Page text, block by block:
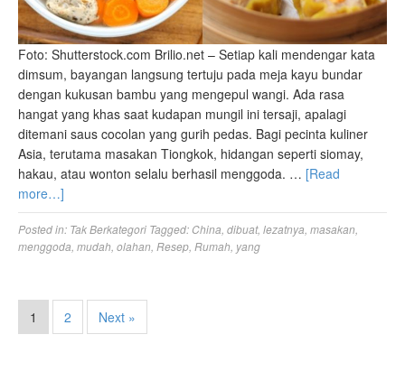
Foto: Shutterstock.com Brilio.net – Setiap kali mendengar kata
dimsum, bayangan langsung tertuju pada meja kayu bundar
dengan kukusan bambu yang mengepul wangi. Ada rasa
hangat yang khas saat kudapan mungil ini tersaji, apalagi
ditemani saus cocolan yang gurih pedas. Bagi pecinta kuliner
Asia, terutama masakan Tiongkok, hidangan seperti siomay,
hakau, atau wonton selalu berhasil menggoda. … [Read
more…]
Posted in: Tak Berkategori Tagged: China dibuat, lezatnya masakan
menggoda mudah olahan Resep Rumah yang
1 2 Next »